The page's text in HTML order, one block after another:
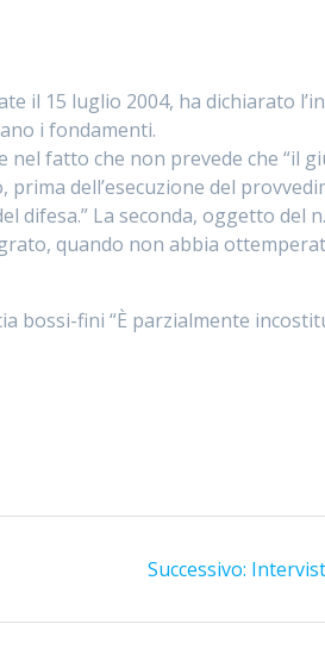
il 15 luglio 2004, ha dichiarato
i fondamenti.
fatto che non prevede che “il
dell’esecuzione del
difesa.” La seconda, oggetto del
quando non abbia
bossi-fini “È parzialmente
Successivo: Articolo